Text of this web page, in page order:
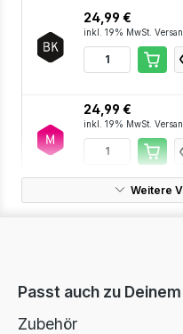
24,99 €
inkl. 19% MwSt.
24,99 €
inkl. 19% MwSt.
24,99 €
65,99 €
Weitere
Passt auch zu
Zubehör